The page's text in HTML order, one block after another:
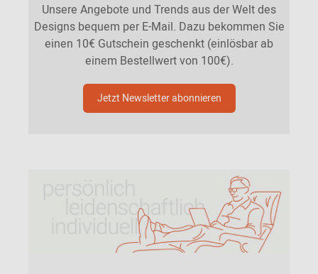
Unsere Angebote und Trends aus der Welt des
Designs bequem per E-Mail. Dazu bekommen Sie
einen 10€ Gutschein geschenkt (einlösbar ab
einem Bestellwert von 100€).
Jetzt Newsletter abonnieren